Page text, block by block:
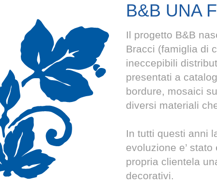
B&B UNA
Il progetto B&B
Bracci (famiglia di
ineccepibili
presentati a
bordure, mosaici
diversi materiali
In tutti questi anni
evoluzione e’
propria clientela
decorativi.